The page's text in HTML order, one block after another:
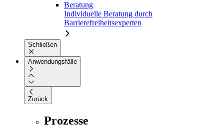
Beratung
Individuelle Beratung durch
Barrierefreiheitsexperten
Schließen
Anwendungsfälle
Zurück
Prozesse